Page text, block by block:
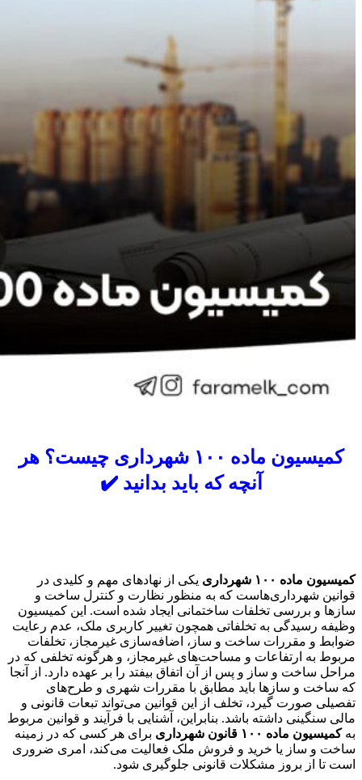
کمیسیون ماده ۱۰۰ شهرداری چیست؟ هر
آنچه که باید بدانید ✔️
کمیسیون ماده ۱۰۰ شهرداری
یکی از نهادهای مهم و کلیدی در
قوانین شهرداری‌هاست که به منظور نظارت و کنترل ساخت و
سازها و بررسی تخلفات ساختمانی ایجاد شده است. این کمیسیون
وظیفه رسیدگی به تخلفاتی همچون تغییر کاربری ملک، عدم رعایت
ضوابط و مقررات ساخت و ساز، اضافه‌سازی غیرمجاز، تخلفات
مربوط به ارتفاعات و مساحت‌های غیرمجاز، و هرگونه تخلفی که در
مراحل ساخت و ساز و پس از آن اتفاق بیفتد را بر عهده دارد. از آنجا
که ساخت و سازها باید مطابق با مقررات شهری و طرح‌های
تفصیلی صورت گیرد، تخلف از این قوانین می‌تواند تبعات قانونی و
مالی سنگینی داشته باشد. بنابراین، آشنایی با فرآیند و قوانین مربوط
به کمیسیون ماده ۱۰۰ قانون شهرداری
برای هر کسی که در زمینه
ساخت و ساز یا خرید و فروش ملک فعالیت می‌کند، امری ضروری
است تا از بروز مشکلات قانونی جلوگیری شود.